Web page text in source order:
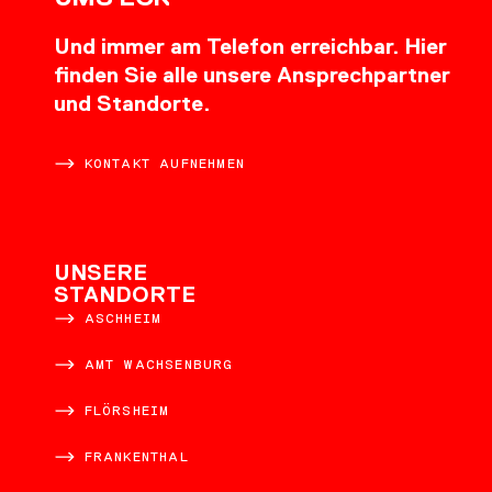
Und immer am Telefon erreichbar. Hier
finden Sie alle unsere Ansprechpartner
und Standorte.
KONTAKT AUFNEHMEN
UNSERE
STANDORTE
ASCHHEIM
AMT WACHSENBURG
FLÖRSHEIM
FRANKENTHAL